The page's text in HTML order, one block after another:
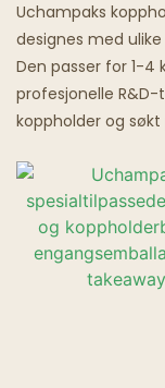
Fettete
Uchampaks
designes med
Den passer for 1-4
profesjonelle
koppholder og